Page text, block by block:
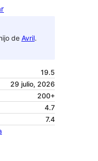
de Avril.
19.5
29 julio, 2026
200+
4.7
7.4